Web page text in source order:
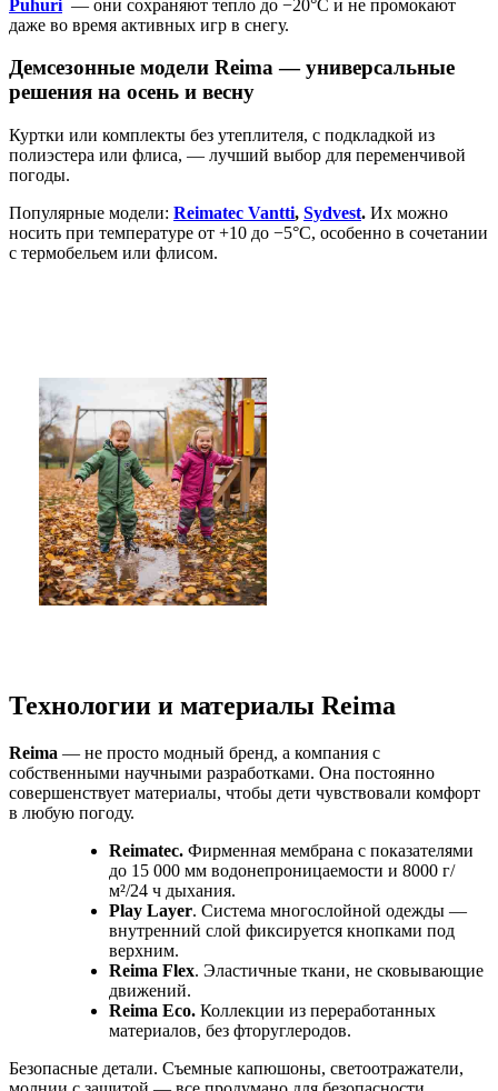
Puhuri — они сохраняют тепло до −20°C и не промокают
даже во время активных игр в снегу.
Демсезонные модели Reima — универсальные
решения на осень и весну
Куртки или комплекты без утеплителя, с подкладкой из
полиэстера или флиса, — лучший выбор для переменчивой
погоды.
Популярные модели: Reimatec Vantti, Sydvest. Их можно
носить при температуре от +10 до −5°C, особенно в сочетании
с термобельем или флисом.
Технологии и материалы Reima
Reima — не просто модный бренд, а компания с
собственными научными разработками. Она постоянно
совершенствует материалы, чтобы дети чувствовали комфорт
в любую погоду.
Reimatec. Фирменная мембрана с показателями
до 15 000 мм водонепроницаемости и 8000 г/
м²/24 ч дыхания.
Play Layer. Система многослойной одежды —
внутренний слой фиксируется кнопками под
верхним.
Reima Flex. Эластичные ткани, не сковывающие
движений.
Reima Eco. Коллекции из переработанных
материалов, без фторуглеродов.
Безопасные детали. Съемные капюшоны, светоотражатели,